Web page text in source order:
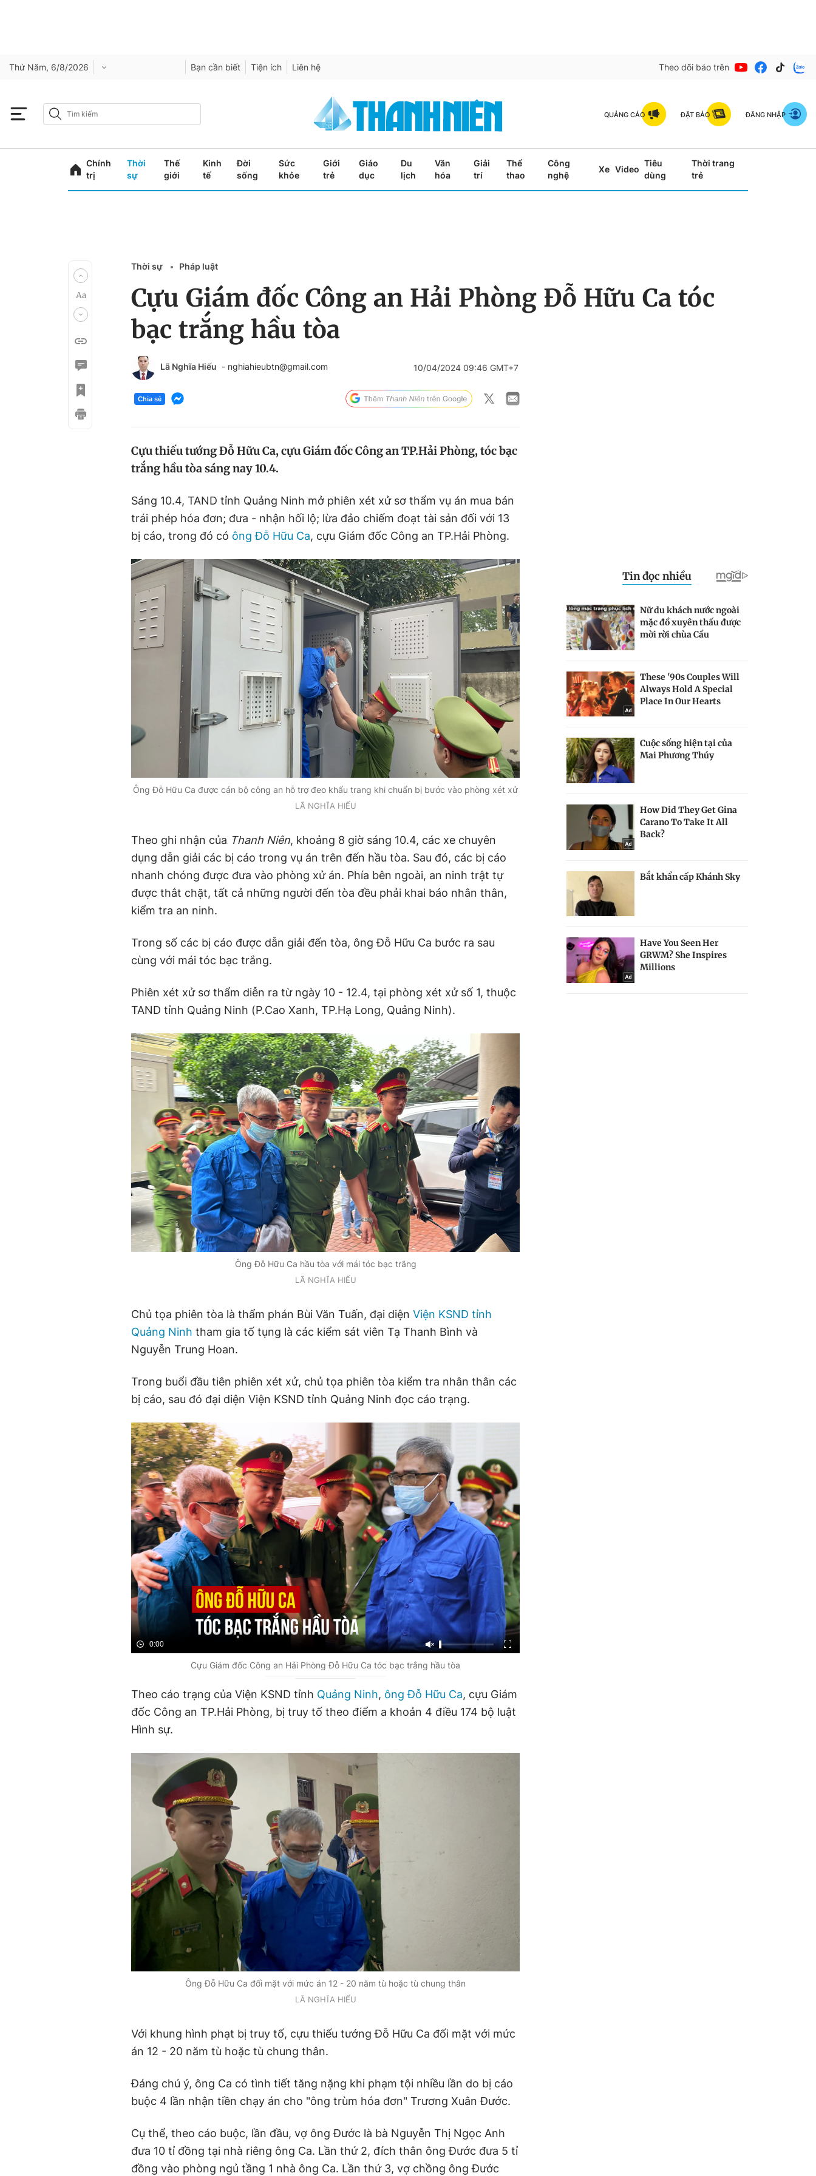
Thứ Năm, 6/8/2026 Bạn cần biết Tiện ích Liên hệ Theo dõi báo trên
QUẢNG CÁO ĐẶT BÁO ĐĂNG NHẬP
Chính
trị
Thời
sự
Thế
giới
Kinh
tế
Đời
sống
Sức
khỏe
Giới
trẻ
Giáo
dục
Du
lịch
Văn
hóa
Giải
trí
Thể
thao
Công
nghệ
Xe Video
Tiêu
dùng
Thời trang
trẻ
Thời sự Pháp luật
Cựu Giám đốc Công an Hải Phòng Đỗ Hữu Ca tóc
bạc trắng hầu tòa
Lã Nghĩa Hiếu - nghiahieubtn@gmail.com 10/04/2024 09:46 GMT+7
Chia sẻ
Cựu thiếu tướng Đỗ Hữu Ca, cựu Giám đốc Công an TP.Hải Phòng, tóc bạc
trắng hầu tòa sáng nay 10.4.
Sáng 10.4, TAND tỉnh Quảng Ninh mở phiên xét xử sơ thẩm vụ án mua bán
trái phép hóa đơn; đưa - nhận hối lộ; lừa đảo chiếm đoạt tài sản đối với 13
bị cáo, trong đó có ông Đỗ Hữu Ca, cựu Giám đốc Công an TP.Hải Phòng.
Ông Đỗ Hữu Ca được cán bộ công an hỗ trợ đeo khẩu trang khi chuẩn bị bước vào phòng xét xử
LÃ NGHĨA HIẾU
Theo ghi nhận của Thanh Niên, khoảng 8 giờ sáng 10.4, các xe chuyên
dụng dẫn giải các bị cáo trong vụ án trên đến hầu tòa. Sau đó, các bị cáo
nhanh chóng được đưa vào phòng xử án. Phía bên ngoài, an ninh trật tự
được thắt chặt, tất cả những người đến tòa đều phải khai báo nhân thân,
kiểm tra an ninh.
Trong số các bị cáo được dẫn giải đến tòa, ông Đỗ Hữu Ca bước ra sau
cùng với mái tóc bạc trắng.
Phiên xét xử sơ thẩm diễn ra từ ngày 10 - 12.4, tại phòng xét xử số 1, thuộc
TAND tỉnh Quảng Ninh (P.Cao Xanh, TP.Hạ Long, Quảng Ninh).
Ông Đỗ Hữu Ca hầu tòa với mái tóc bạc trắng
LÃ NGHĨA HIẾU
Chủ tọa phiên tòa là thẩm phán Bùi Văn Tuấn, đại diện Viện KSND tỉnh
Quảng Ninh tham gia tố tụng là các kiểm sát viên Tạ Thanh Bình và
Nguyễn Trung Hoan.
Trong buổi đầu tiên phiên xét xử, chủ tọa phiên tòa kiểm tra nhân thân các
bị cáo, sau đó đại diện Viện KSND tỉnh Quảng Ninh đọc cáo trạng.
0:00
Cựu Giám đốc Công an Hải Phòng Đỗ Hữu Ca tóc bạc trắng hầu tòa
Theo cáo trạng của Viện KSND tỉnh Quảng Ninh, ông Đỗ Hữu Ca, cựu Giám
đốc Công an TP.Hải Phòng, bị truy tố theo điểm a khoản 4 điều 174 bộ luật
Hình sự.
Ông Đỗ Hữu Ca đối mặt với mức án 12 - 20 năm tù hoặc tù chung thân
LÃ NGHĨA HIẾU
Với khung hình phạt bị truy tố, cựu thiếu tướng Đỗ Hữu Ca đối mặt với mức
án 12 - 20 năm tù hoặc tù chung thân.
Đáng chú ý, ông Ca có tình tiết tăng nặng khi phạm tội nhiều lần do bị cáo
buộc 4 lần nhận tiền chạy án cho "ông trùm hóa đơn" Trương Xuân Đước.
Cụ thể, theo cáo buộc, lần đầu, vợ ông Đước là bà Nguyễn Thị Ngọc Anh
đưa 10 tỉ đồng tại nhà riêng ông Ca. Lần thứ 2, đích thân ông Đước đưa 5 tỉ
đồng vào phòng ngủ tầng 1 nhà ông Ca. Lần thứ 3, vợ chồng ông Đước